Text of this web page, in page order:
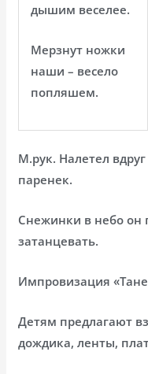
дышим веселее.
Мерзнут ножки
наши – весело
попляшем.
М.рук. Налетел
паренек.
Снежинки в небо он
затанцевать.
Импровизация
Детям предлагают
дождика, ленты,